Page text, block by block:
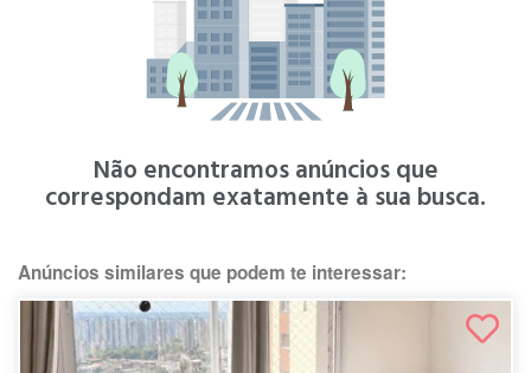
Não encontramos anúncios que
correspondam exatamente à sua busca.
Anúncios similares que podem te interessar: